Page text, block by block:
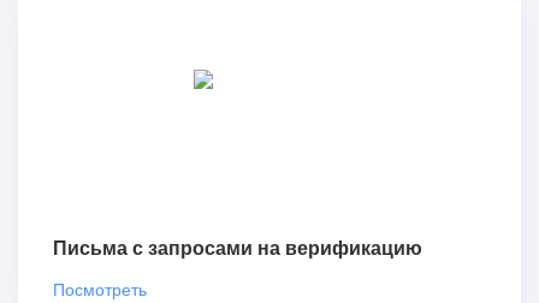
Письма с запросами на верификацию
Посмотреть